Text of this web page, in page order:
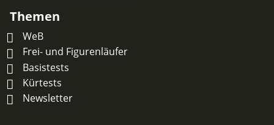
Themen
WeB
Frei- und Figurenläufer
Basistests
Kürtests
Newsletter